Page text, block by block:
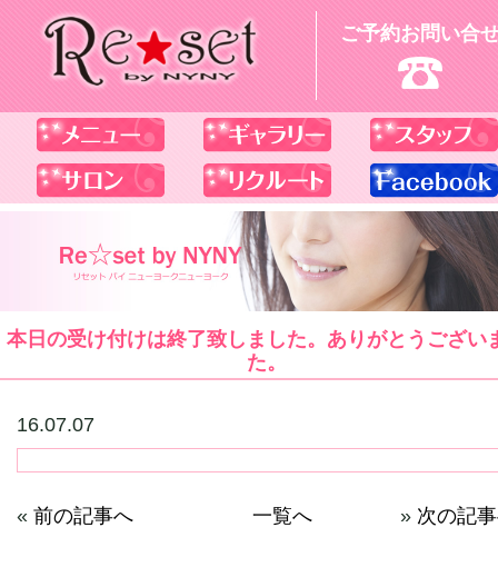
ご予約お問い合
本日の受け付けは終了致しました。ありがとうござい
た。
16.07.07
« 前の記事へ 一覧へ » 次の記